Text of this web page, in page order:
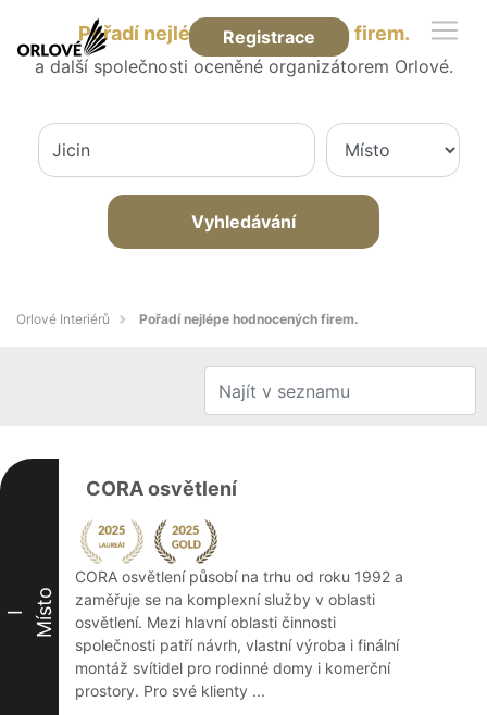
Registrace
Pořadí nejlépe hodnocených firem.
a další společnosti oceněné organizátorem Orlové.
Vyhledávání
Orlové Interiérů Pořadí nejlépe hodnocených firem.
I Místo
CORA osvětlení
CORA osvětlení působí na trhu od roku 1992 a
zaměřuje se na komplexní služby v oblasti
osvětlení. Mezi hlavní oblasti činnosti
společnosti patří návrh, vlastní výroba i finální
montáž svítidel pro rodinné domy i komerční
prostory. Pro své klienty ...